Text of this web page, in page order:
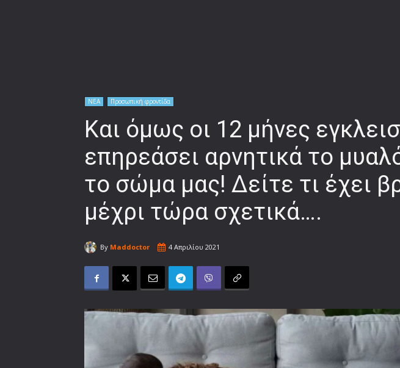
ΝΕΑ Προσωπική φροντίδα
Και όμως οι 12 μήνες
επηρεάσει αρνητικά το
το σώμα μας! Δείτε τι έχει
μέχρι τώρα σχετικά….
By Maddoctor 4 Απριλίου 2021